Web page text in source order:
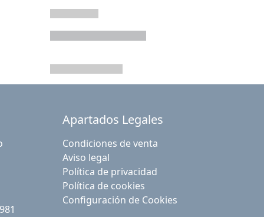
Apartados Legales
Condiciones de venta
Aviso legal
Política de privacidad
Política de cookies
Configuración de Cookies